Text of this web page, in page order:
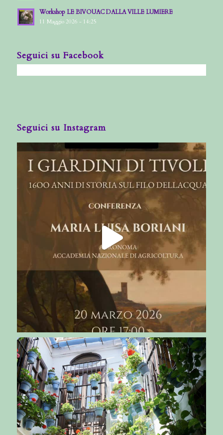
Workshop LE BIVOUAC DALLA VILLE LUMIERE
11 Maggio 2026 - 14:25
Seguici su Facebook
Seguici su Instagram